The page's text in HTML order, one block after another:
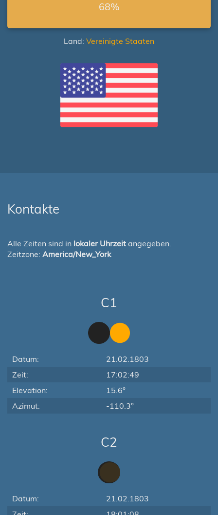
68%
Land: Vereinigte Staaten
Kontakte
Alle Zeiten sind in lokaler Uhrzeit angegeben.
Zeitzone: America/New_York
C1
Datum:
21.02.1803
Zeit:
17:02:49
Elevation:
15.6°
Azimut:
-110.3°
C2
Datum:
21.02.1803